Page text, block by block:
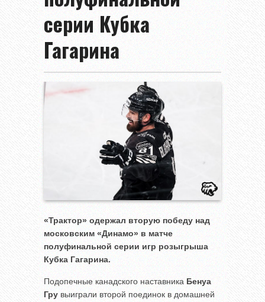
серии Кубка
Гагарина
«Трактор» одержал вторую победу над
московским «Динамо» в матче
полуфинальной серии игр розыгрыша
Кубка Гагарина.
Подопечные канадского наставника Бенуа
Гру выиграли второй поединок в домашней